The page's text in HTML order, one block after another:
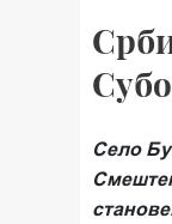
Село